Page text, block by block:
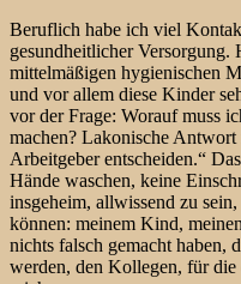
Beruflich habe ich viel
gesundheitlicher Versorgung.
mittelmäßigen hygienischen
und vor allem diese Kinder
vor der Frage: Worauf muss
machen? Lakonische
Arbeitgeber entscheiden.“
Hände waschen, keine
insgeheim, allwissend zu
können: meinem Kind,
nichts falsch gemacht haben,
werden, den Kollegen, für die